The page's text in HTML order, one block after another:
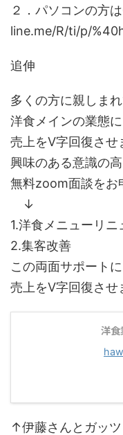
２．パソコンの方
line.me/R/ti/p/
追伸
多くの方に親しま
洋食メインの業態
売上をV字回復させ
興味のある意識の
無料zoom面談をお
↓
1.洋食メニューリニ
2.集客改善
この両面サポート
売上をV字回復させ
洋食
↑伊藤さんとガッツ